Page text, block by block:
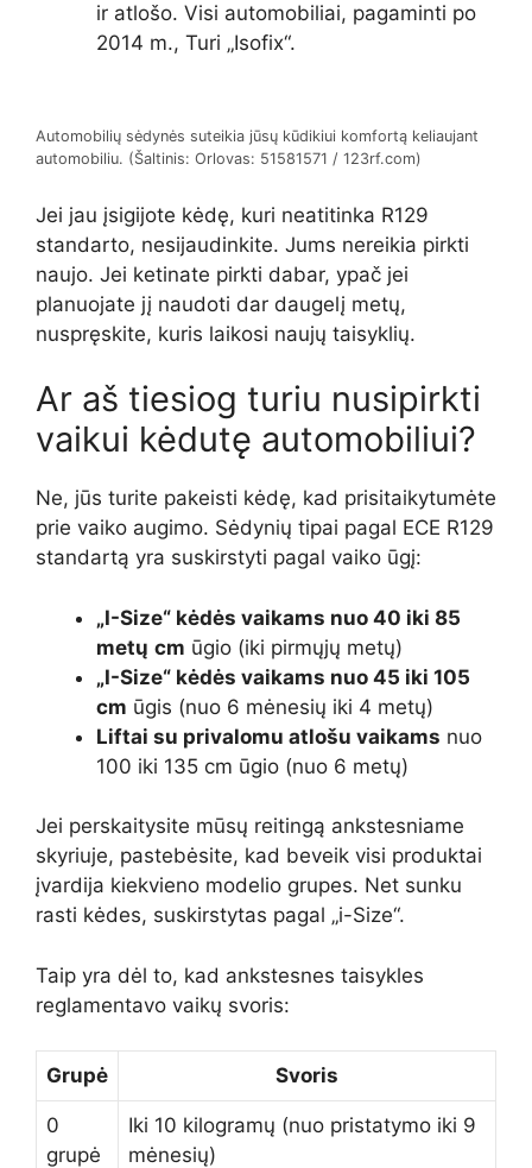
ir atlošo. Visi automobiliai, pagaminti po
2014 m., Turi „Isofix“.
Automobilių sėdynės suteikia jūsų kūdikiui komfortą keliaujant
automobiliu. (Šaltinis: Orlovas: 51581571 / 123rf.com)
Jei jau įsigijote kėdę, kuri neatitinka R129
standarto, nesijaudinkite. Jums nereikia pirkti
naujo. Jei ketinate pirkti dabar, ypač jei
planuojate jį naudoti dar daugelį metų,
nuspręskite, kuris laikosi naujų taisyklių.
Ar aš tiesiog turiu nusipirkti
vaikui kėdutę automobiliui?
Ne, jūs turite pakeisti kėdę, kad prisitaikytumėte
prie vaiko augimo. Sėdynių tipai pagal ECE R129
standartą yra suskirstyti pagal vaiko ūgį:
„I-Size“ kėdės vaikams nuo 40 iki 85
metų cm ūgio (iki pirmųjų metų)
„I-Size“ kėdės vaikams nuo 45 iki 105
cm ūgis (nuo 6 mėnesių iki 4 metų)
Liftai su privalomu atlošu vaikams nuo
100 iki 135 cm ūgio (nuo 6 metų)
Jei perskaitysite mūsų reitingą ankstesniame
skyriuje, pastebėsite, kad beveik visi produktai
įvardija kiekvieno modelio grupes. Net sunku
rasti kėdes, suskirstytas pagal „i-Size“.
Taip yra dėl to, kad ankstesnes taisykles
reglamentavo vaikų svoris:
Grupė Svoris
0
grupė
Iki 10 kilogramų (nuo pristatymo iki 9
mėnesių)